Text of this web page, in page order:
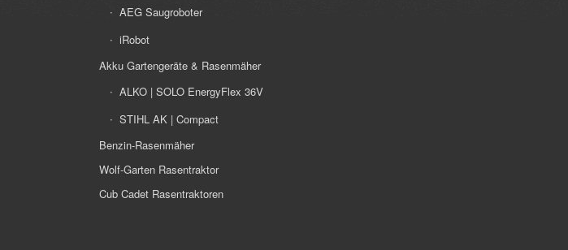
AEG Saugroboter
iRobot
Akku Gartengeräte & Rasenmäher
ALKO | SOLO EnergyFlex 36V
STIHL AK | Compact
Benzin-Rasenmäher
Wolf-Garten Rasentraktor
Cub Cadet Rasentraktoren